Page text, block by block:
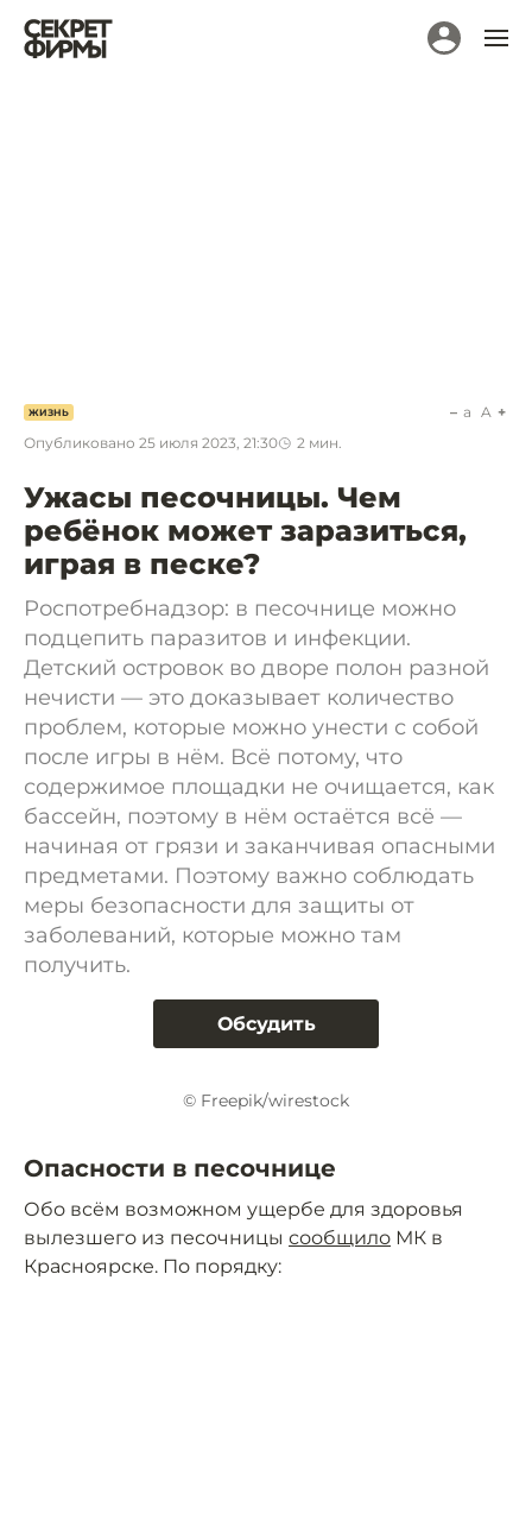
ЖИЗНЬ
Опубликовано 25 июля 2023, 21:30 2 мин.
a A
Ужасы песочницы. Чем
ребёнок может заразиться,
играя в песке?
Роспотребнадзор: в песочнице можно
подцепить паразитов и инфекции.
Детский островок во дворе полон разной
нечисти — это доказывает количество
проблем, которые можно унести с собой
после игры в нём. Всё потому, что
содержимое площадки не очищается, как
бассейн, поэтому в нём остаётся всё —
начиная от грязи и заканчивая опасными
предметами. Поэтому важно соблюдать
меры безопасности для защиты от
заболеваний, которые можно там
получить.
Обсудить
© Freepik/wirestock
Опасности в песочнице
Обо всём возможном ущербе для здоровья
вылезшего из песочницы сообщило МК в
Красноярске. По порядку: